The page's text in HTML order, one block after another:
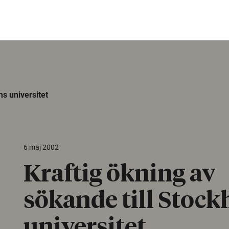
universitet
6 maj 2002
Kraftig ökning av
sökande till